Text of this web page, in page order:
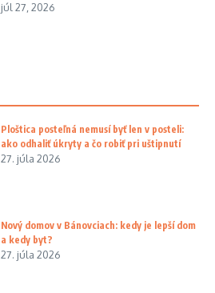
júl 27, 2026
Ploštica posteľná nemusí byť len v posteli:
ako odhaliť úkryty a čo robiť pri uštipnutí
27. júla 2026
Nový domov v Bánovciach: kedy je lepší dom
a kedy byt?
27. júla 2026